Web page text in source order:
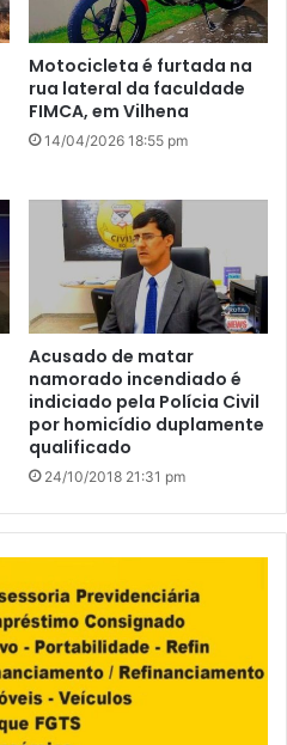
Motocicleta é furtada na
rua lateral da faculdade
FIMCA, em Vilhena
14/04/2026 18:55 pm
Acusado de matar
namorado incendiado é
indiciado pela Polícia Civil
por homicídio duplamente
qualificado
24/10/2018 21:31 pm